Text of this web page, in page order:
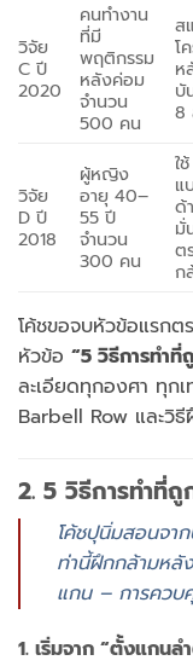
วิจัย
C ปี
2020
คนทำงาน
ที่มี
พฤติกรรม
หลังค่อม
จำนวน
500 คน
ส
โ
ห
บั
8
วิจัย
D ปี
2018
ผู้หญิง
อายุ 40–
55 ปี
จำนวน
300 คน
ใช้
แ
ด้
มั่
ต
ก
โค้ชขอจบหัวข้อแรกต
หัวข้อ “5 วิธีการทำที่
ละเอียดทุกองศา ทุก
Barbell Row และวิธี
2. 5 วิธีการทำที่
โค้ชปุนิ่มสอนจา
ท่านี้ฝึกกล้ามหลั
แกน – การควบ
1. เริ่มจาก “ตั้งแกน